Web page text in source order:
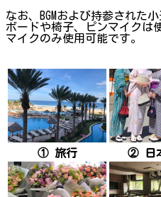
なお、BGMおよび持参された
ボードや椅子、ピンマイクは
マイクのみ使用可能です。
① 旅行 ② 日